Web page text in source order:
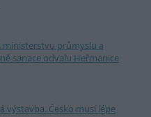
ministerstvu průmyslu a
sanace odvalu Heřmanice
výstavba. Česko musí lépe